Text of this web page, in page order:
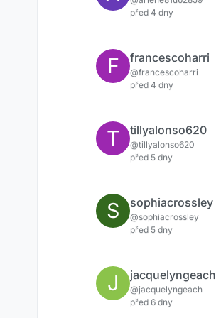
před 4 dny
F francescoharri
@francescoharri
před 4 dny
T tillyalonso620
@tillyalonso620
před 5 dny
S sophiacrossley
@sophiacrossley
před 5 dny
J jacquelyngeach
@jacquelyngeach
před 6 dny